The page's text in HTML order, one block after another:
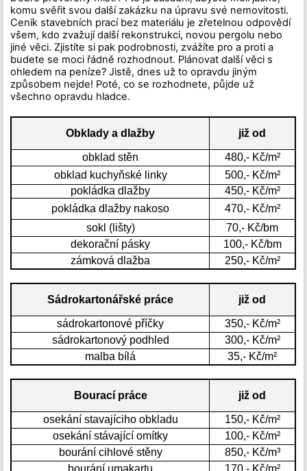
komu svěřit svou další zakázku na úpravu své nemovitosti.
Ceník stavebních prací bez materiálu je zřetelnou odpovědí
všem, kdo zvažují další rekonstrukci, novou pergolu nebo
jiné věci. Zjistíte si pak podrobnosti, zvážíte pro a proti a
budete se moci řádně rozhodnout. Plánovat další věci s
ohledem na peníze? Jistě, dnes už to opravdu jiným
způsobem nejde! Poté, co se rozhodnete, půjde už
všechno opravdu hladce.
Obklady a dlažby již od
obklad stěn
480,- Kč/m²
obklad kuchyňské linky
500,- Kč/m²
pokládka dlažby
450,- Kč/m²
pokládka dlažby nakoso
470,- Kč/m²
sokl (lišty)
70,- Kč/bm
dekorační pásky
100,- Kč/bm
zámková dlažba
250,- Kč/m²
Sádrokartonářské práce již od
sádrokartonové příčky
350,- Kč/m²
sádrokartonový podhled
300,- Kč/m²
malba bílá
35,- Kč/m²
Bourací práce již od
osekání stavajíciho obkladu
150,- Kč/m²
osekání stávající omítky
100,- Kč/m²
bourání cihlové stěny
850,- Kč/m³
bourání umakartu
170,- Kč/m²